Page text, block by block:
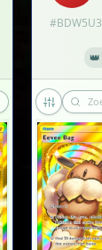
#BDW5U3